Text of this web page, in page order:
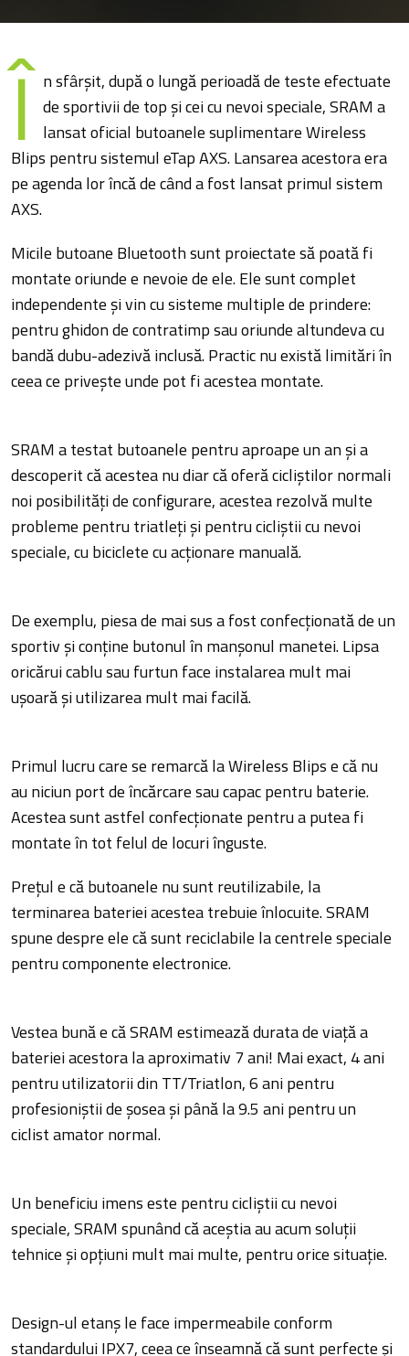
Î n sfârșit, după o lungă perioadă de teste efectuate
de sportivii de top și cei cu nevoi speciale, SRAM a
lansat oficial butoanele suplimentare Wireless
Blips pentru sistemul eTap AXS. Lansarea acestora era
pe agenda lor încă de când a fost lansat primul sistem
AXS.
Micile butoane Bluetooth sunt proiectate să poată fi
montate oriunde e nevoie de ele. Ele sunt complet
independente și vin cu sisteme multiple de prindere:
pentru ghidon de contratimp sau oriunde altundeva cu
bandă dubu-adezivă inclusă. Practic nu există limitări în
ceea ce privește unde pot fi acestea montate.
SRAM a testat butoanele pentru aproape un an și a
descoperit că acestea nu diar că oferă cicliștilor normali
noi posibilități de configurare, acestea rezolvă multe
probleme pentru triatleți și pentru cicliștii cu nevoi
speciale, cu biciclete cu acționare manuală.
De exemplu, piesa de mai sus a fost confecționată de un
sportiv și conține butonul în manșonul manetei. Lipsa
oricărui cablu sau furtun face instalarea mult mai
ușoară și utilizarea mult mai facilă.
Primul lucru care se remarcă la Wireless Blips e că nu
au niciun port de încărcare sau capac pentru baterie.
Acestea sunt astfel confecționate pentru a putea fi
montate în tot felul de locuri înguste.
Prețul e că butoanele nu sunt reutilizabile, la
terminarea bateriei acestea trebuie înlocuite. SRAM
spune despre ele că sunt reciclabile la centrele speciale
pentru componente electronice.
Vestea bună e că SRAM estimează durata de viață a
bateriei acestora la aproximativ 7 ani! Mai exact, 4 ani
pentru utilizatorii din TT/Triatlon, 6 ani pentru
profesioniștii de șosea și până la 9.5 ani pentru un
ciclist amator normal.
Un beneficiu imens este pentru cicliștii cu nevoi
speciale, SRAM spunând că aceștia au acum soluții
tehnice și opțiuni mult mai multe, pentru orice situație.
Design-ul etanș le face impermeabile conform
standardului IPX7, ceea ce înseamnă că sunt perfecte și